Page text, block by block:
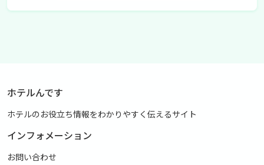
ホテルんです
ホテルのお役立ち情報をわかりやすく伝えるサイト
インフォメーション
お問い合わせ